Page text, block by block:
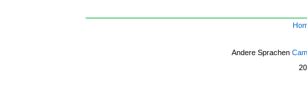
Andere Sprachen